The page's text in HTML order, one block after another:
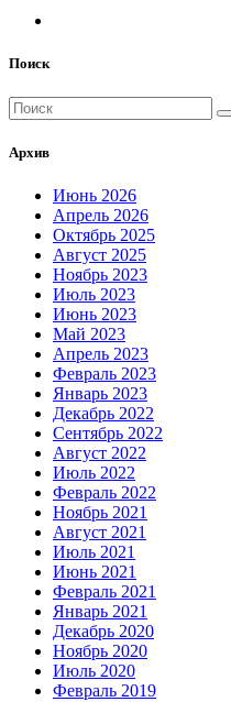
Поиск
Архив
Июнь 2026
Апрель 2026
Октябрь 2025
Август 2025
Ноябрь 2023
Июль 2023
Июнь 2023
Май 2023
Апрель 2023
Февраль 2023
Январь 2023
Декабрь 2022
Сентябрь 2022
Август 2022
Июль 2022
Февраль 2022
Ноябрь 2021
Август 2021
Июль 2021
Июнь 2021
Февраль 2021
Январь 2021
Декабрь 2020
Ноябрь 2020
Июль 2020
Февраль 2019